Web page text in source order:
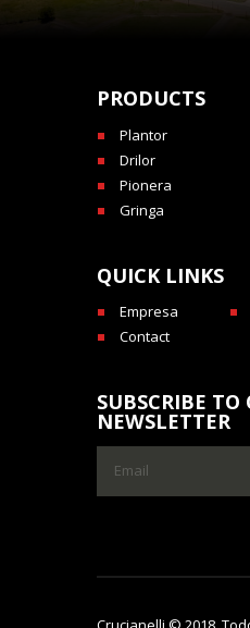
PRODUCTS
Plantor
Drilor
Pionera
Gringa
QUICK LINKS
Empresa
Contact
SUBSCRIBE TO
NEWSLETTER